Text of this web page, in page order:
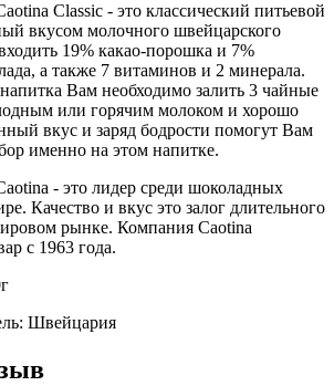
Classic - это классический питьевой
вкусом молочного швейцарского
19% какао-порошка и 7%
а также 7 витаминов и 2 минерала.
Вам необходимо залить 3 чайные
или горячим молоком и хорошо
вкус и заряд бодрости помогут Вам
именно на этом напитке.
- это лидер среди шоколадных
Качество и вкус это залог длительного
рынке. Компания Caotina
с 1963 года.
Швейцария